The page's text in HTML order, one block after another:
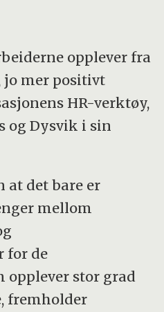
opplever fra
jo mer positivt
HR-verktøy,
og Dysvik i sin
at det bare er
mellom
for de
opplever stor grad
fremholder